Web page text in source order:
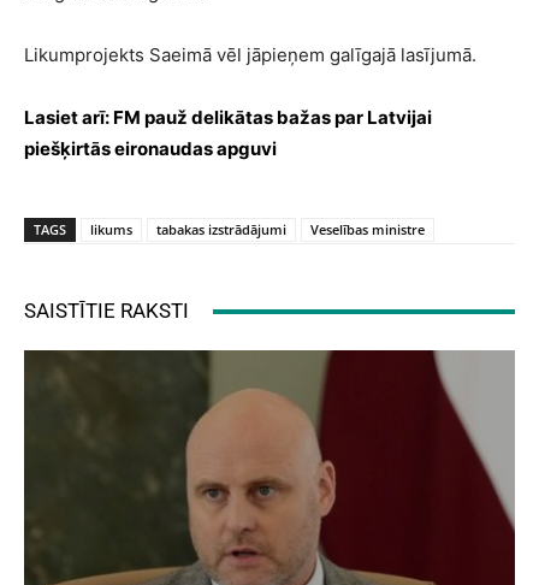
Likumprojekts Saeimā vēl jāpieņem galīgajā lasījumā.
Lasiet arī: FM pauž delikātas bažas par Latvijai
piešķirtās eironaudas apguvi
TAGS likums tabakas izstrādājumi Veselības ministre
SAISTĪTIE RAKSTI